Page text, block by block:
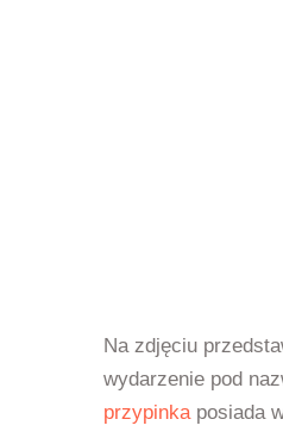
Na zdjęciu
wydarzenie pod
przypinkaposiada